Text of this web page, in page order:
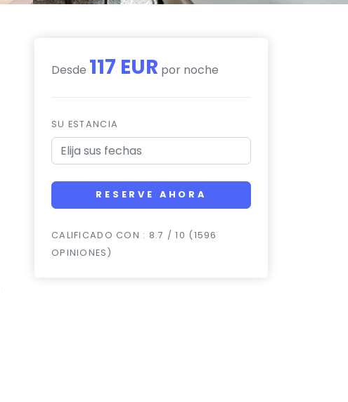
Desde 117 EUR por noche
SU ESTANCIA
RESERVE AHORA
CALIFICADO CON : 8.7 / 10 (1596
OPINIONES)